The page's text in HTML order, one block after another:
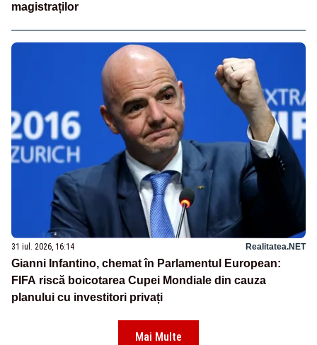
magistraților
31 iul. 2026, 16:14 Realitatea.NET
Gianni Infantino, chemat în Parlamentul European:
FIFA riscă boicotarea Cupei Mondiale din cauza
planului cu investitori privați
Mai Multe